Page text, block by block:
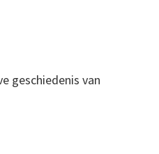
geschiedenis van